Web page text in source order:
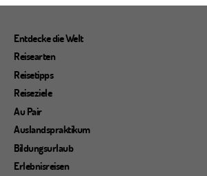
Entdecke die Welt
Reisearten
Reisetipps
Reiseziele
Au Pair
Auslandspraktikum
Bildungsurlaub
Erlebnisreisen